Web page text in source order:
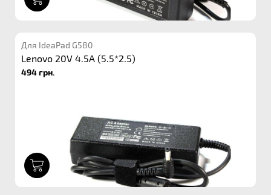
Для IdeaPad G580
Lenovo 20V 4.5A (5.5*2.5)
494 грн.